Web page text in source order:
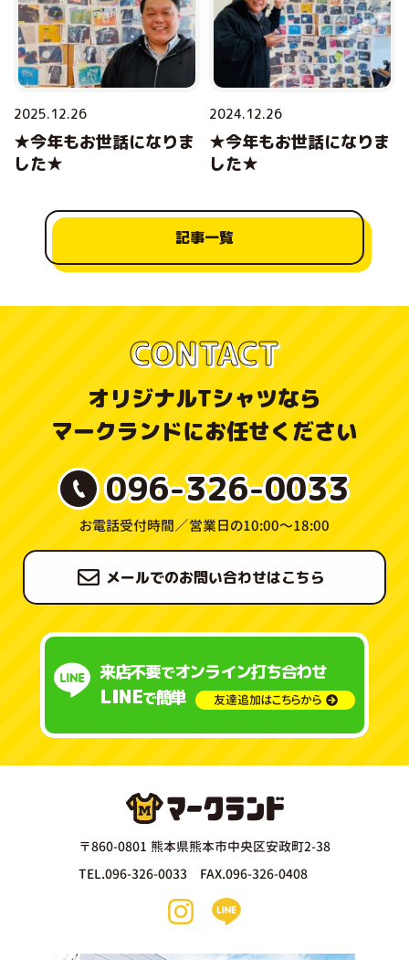
2025.12.26
★今年もお世話になりま
した★
2024.12.26
★今年もお世話になりま
した★
記事一覧
CONTACT
オリジナルTシャツなら
マークランドにお任せください
096-326-0033
お電話受付時間／営業日の10:00〜18:00
メールでのお問い合わせはこちら
来店不要でオンライン打ち合わせ
LINEで簡単 友達追加はこちらから
〒860-0801 熊本県熊本市中央区安政町2-38
TEL.096-326-0033 FAX.096-326-0408